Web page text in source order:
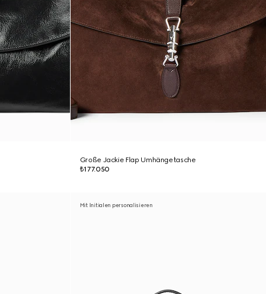
Große Jackie Flap Umhängetasche
₺177.050
Mit Initialen personalisieren